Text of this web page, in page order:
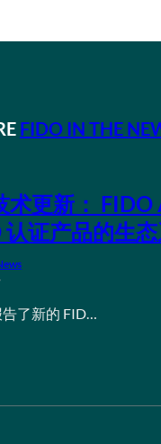
FIDO IN THE
术更新：
认证产品的生
了新的 FID…